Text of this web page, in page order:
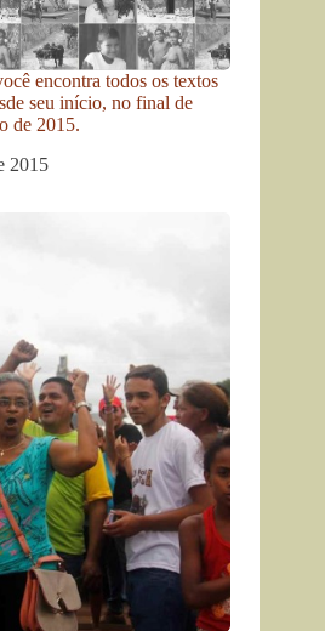
encontra todos os textos
seu início, no final de
de 2015.
2015